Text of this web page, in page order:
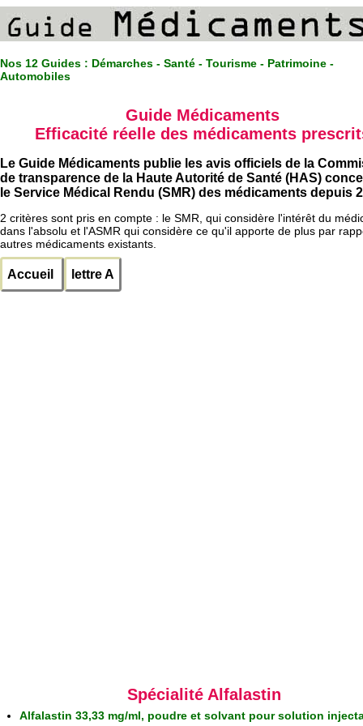
Nos 12 Guides : Démarches - Santé - Tourisme - Patrimoine -
Automobiles
Guide Médicaments
Efficacité réelle des médicaments
Le Guide Médicaments publie les avis officiels de la
de transparence de la Haute Autorité de Santé (HAS)
le Service Médical Rendu (SMR) des médicaments depuis
2 critères sont pris en compte : le SMR, qui considère l'intérêt du
dans l'absolu et l'ASMR qui considère ce qu'il apporte de plus par
autres médicaments existants.
Accueil lettre A
Spécialité Alfalastin
Alfalastin 33,33 mg/ml, poudre et solvant pour solution